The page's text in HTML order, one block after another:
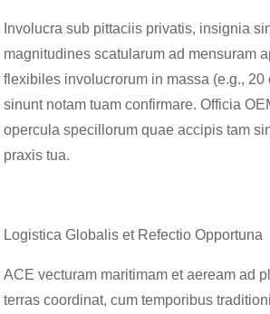
Involucra sub pittaciis privatis, insignia
magnitudines scatularum ad mensuram
flexibiles involucrorum in massa (e.g., 20
sinunt notam tuam confirmare. Officia
opercula specillorum quae accipis tam
praxis tua.
Logistica Globalis et Refectio Opportuna
ACE vecturam maritimam et aeream ad
terras coordinat, cum temporibus